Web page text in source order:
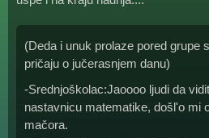
(Deda i unuk prolaze pored grupe
pričaju o jučerasnjem danu)
-Srednjoškolac:Jaoooo ljudi da
nastavnicu matematike, došl'o mi
mačora.